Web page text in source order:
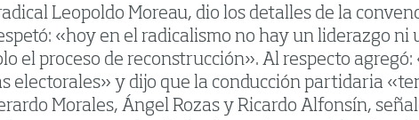
Leopoldo Moreau, dio los detalles de la
«hoy en el radicalismo no hay un liderazgo ni
el proceso de reconstrucción». Al respecto
electorales» y dijo que la conducción partidaria
Morales, Ángel Rozas y Ricardo Alfonsín,